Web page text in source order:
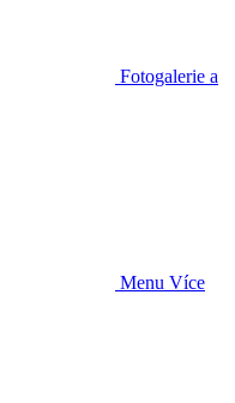
Fotogalerie a
Menu Více